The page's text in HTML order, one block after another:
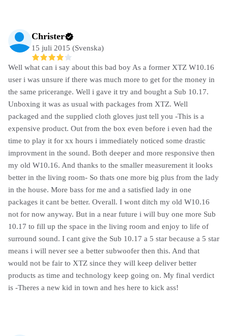
Christer
15 juli 2015 (Svenska)
Well what can i say about this bad boy As a former XTZ W10.16
user i was unsure if there was much more to get for the money in
the same pricerange. Well i gave it try and bought a Sub 10.17.
Unboxing it was as usual with packages from XTZ. Well
packaged and the supplied cloth gloves just tell you -This is a
expensive product. Out from the box even before i even had the
time to play it for xx hours i immediately noticed some drastic
improvment in the sound. Both deeper and more responsive then
my old W10.16. And thanks to the smaller measurement it looks
better in the living room- So thats one more big plus from the lady
in the house. More bass for me and a satisfied lady in one
packages it cant be better. Overall. I wont ditch my old W10.16
not for now anyway. But in a near future i will buy one more Sub
10.17 to fill up the space in the living room and enjoy to life of
surround sound. I cant give the Sub 10.17 a 5 star because a 5 star
means i will never see a better subwoofer then this. And that
would not be fair to XTZ since they will keep deliver better
products as time and technology keep going on. My final verdict
is -Theres a new kid in town and hes here to kick ass!